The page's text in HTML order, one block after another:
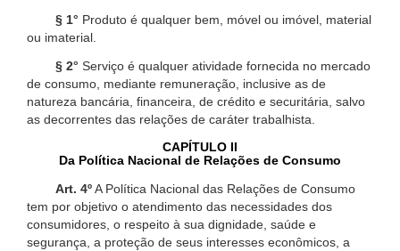
§ 1° Produto é qualquer bem, móvel ou imóvel, material
ou imaterial.
§ 2° Serviço é qualquer atividade fornecida no mercado
de consumo, mediante remuneração, inclusive as de
natureza bancária, financeira, de crédito e securitária, salvo
as decorrentes das relações de caráter trabalhista.
CAPÍTULO II
Da Política Nacional de Relações de Consumo
Art. 4ºA Política Nacional das Relações de Consumo
tem por objetivo o atendimento das necessidades dos
consumidores, o respeito à sua dignidade, saúde e
segurança, a proteção de seus interesses econômicos, a